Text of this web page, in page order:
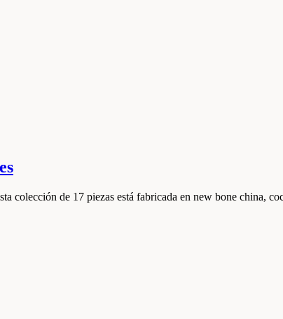
colección de 17 piezas está fabricada en new bone china,